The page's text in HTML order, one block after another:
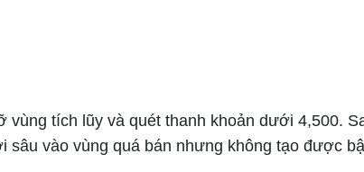
tích lũy và quét thanh khoản dưới 4,500.
vào vùng quá bán nhưng không tạo được